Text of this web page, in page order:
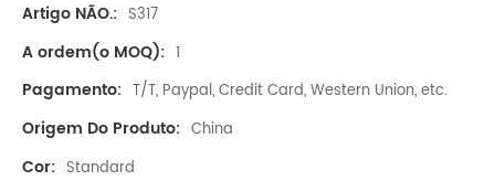
Artigo NÃO.: S317
A ordem(o MOQ): 1
Pagamento: T/T, Paypal, Credit Card, Western Union, etc.
Origem Do Produto: China
Cor: Standard